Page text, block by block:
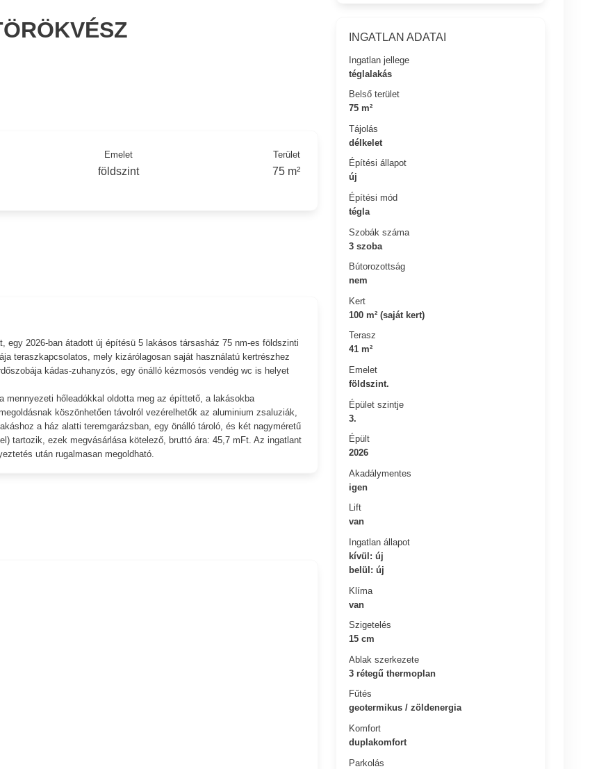
INGATLAN ADATAI
Ingatlan jellege
téglalakás
Belső terület
75 m²
Tájolás
délkelet
Építési állapot
új
Építési mód
tégla
Szobák száma
3 szoba
Bútorozottság
nem
Kert
100 m² (saját kert)
Terasz
41 m²
Emelet
földszint.
Épület szintje
3.
Épült
2026
Akadálymentes
igen
Lift
van
Ingatlan állapot
kívül: új
belül: új
Klíma
van
Szigetelés
15 cm
Ablak szerkezete
3 rétegű thermoplan
Fűtés
geotermikus / zöldenergia
Komfort
duplakomfort
Parkolás
Emelet
földszint
Terület
75 m²
egy 2026-ban átadott új építésü 5 lakásos társasház 75 nm-es földszinti
teraszkapcsolatos, mely kizárólagosan saját használatú kertrészhez
kádas-zuhanyzós, egy önálló kézmosós vendég wc is helyet
hőleadókkal oldotta meg az építtető, a lakásokba
köszönhetően távolról vezérelhetők az aluminium zsaluziák,
a ház alatti teremgarázsban, egy önálló tároló, és két nagyméretű
tartozik, ezek megvásárlása kötelező, bruttó ára: 45,7 mFt. Az ingatlant
után rugalmasan megoldható.